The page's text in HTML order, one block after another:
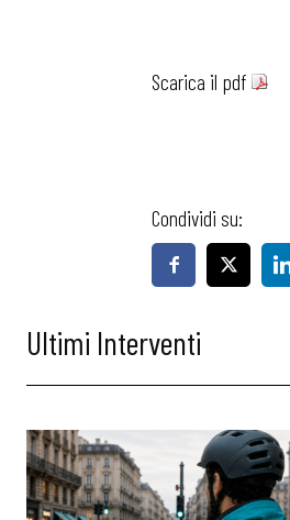
Scarica il pdf
Condividi su:
Ultimi Interventi